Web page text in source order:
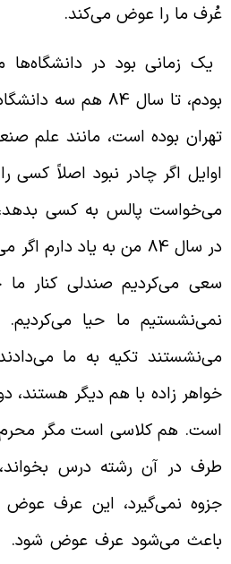
ما را عوض می‌کند.
بودم، تا سال 84 هم سه
بوده است، مانند علم
اگر چادر نبود اصلاً کسی را
پالس به کسی بدهد،
در سال 84 من به یاد دارم
می‌کردیم صندلی کنار ما
ما حیا می‌کردیم.
تکیه به ما می‌دادند.
زاده با هم دیگر هستند،
هم کلاسی است مگر محرم
در آن رشته درس بخواند،
نمی‌گیرد، این عرف عوض
می‌شود عرف عوض شود.